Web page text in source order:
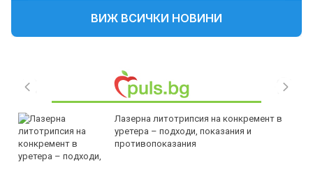
ВИЖ ВСИЧКИ НОВИНИ
Лазерна литотрипсия на конкремент в
уретера – подходи, показания и
противопоказания